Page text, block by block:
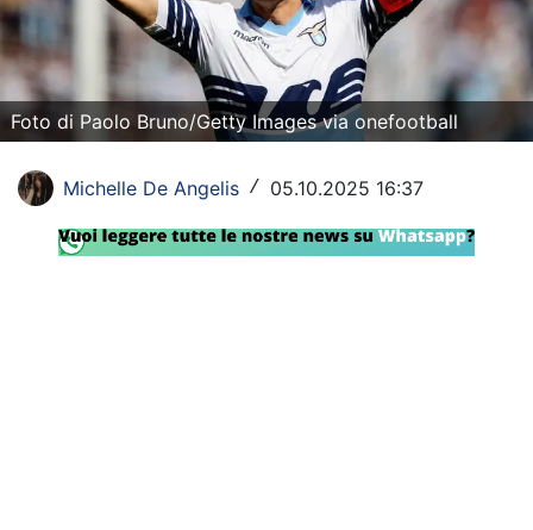
Formula 1
Tennis
Vela
SHOP LAZIO
Contatti
Foto di Paolo Bruno/Getty Images via onefootball
Michelle De Angelis / 05.10.2025 16:37